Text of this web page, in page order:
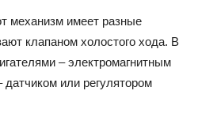
механизм имеет разные
клапаном холостого хода. В
– электромагнитным
или регулятором